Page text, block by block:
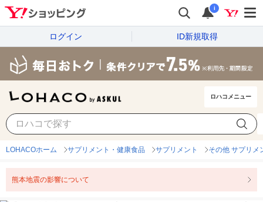
i
ログイン ID新規取得
ロハコメニュー
LOHACOホーム サプリメント・健康食品 サプリメント その他 サプリメ
熊本地震の影響について